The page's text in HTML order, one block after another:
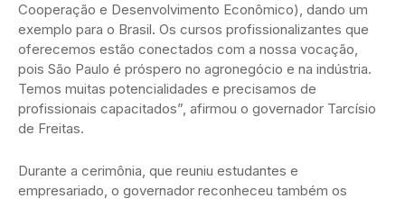
Cooperação e Desenvolvimento Econômico), dando um
exemplo para o Brasil. Os cursos profissionalizantes que
oferecemos estão conectados com a nossa vocação,
pois São Paulo é próspero no agronegócio e na indústria.
Temos muitas potencialidades e precisamos de
profissionais capacitados”, afirmou o governador Tarcísio
de Freitas.
Durante a cerimônia, que reuniu estudantes e
empresariado, o governador reconheceu também os